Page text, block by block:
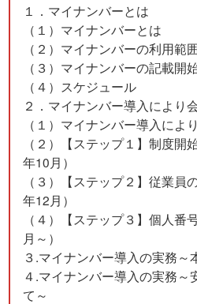
１．マイナンバーとは
（１）マイナンバーとは
（２）マイナンバーの利用範
（３）マイナンバーの記載開
（４）スケジュール
２．マイナンバー導入により
（１）マイナンバー導入によ
（２）【ステップ１】制度開
年10月）
（３）【ステップ２】従業員
年12月）
（４）【ステップ３】個人番
月～）
３.マイナンバー導入の実務～
４.マイナンバー導入の実務～
て～